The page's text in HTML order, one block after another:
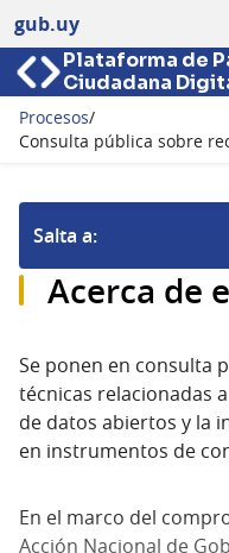
gub.uy
Plataforma de
Ciudadana
Procesos/
Consulta pública sobre
Acerca de
Se ponen en consulta
técnicas relacionadas
de datos abiertos y la
en instrumentos de
En el marco del
Acción Nacional de
Salta a: